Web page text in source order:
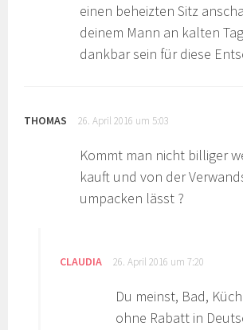
einen beheizten Sitz
deinem Mann an kalten
dankbar sein für diese
THOMAS 26. April 2016 um 5:03
Kommt man nicht billiger
kauft und von der
umpacken lässt ?
CLAUDIA 26. April 2016 um 7:20
Du meinst, Bad,
ohne Rabatt in